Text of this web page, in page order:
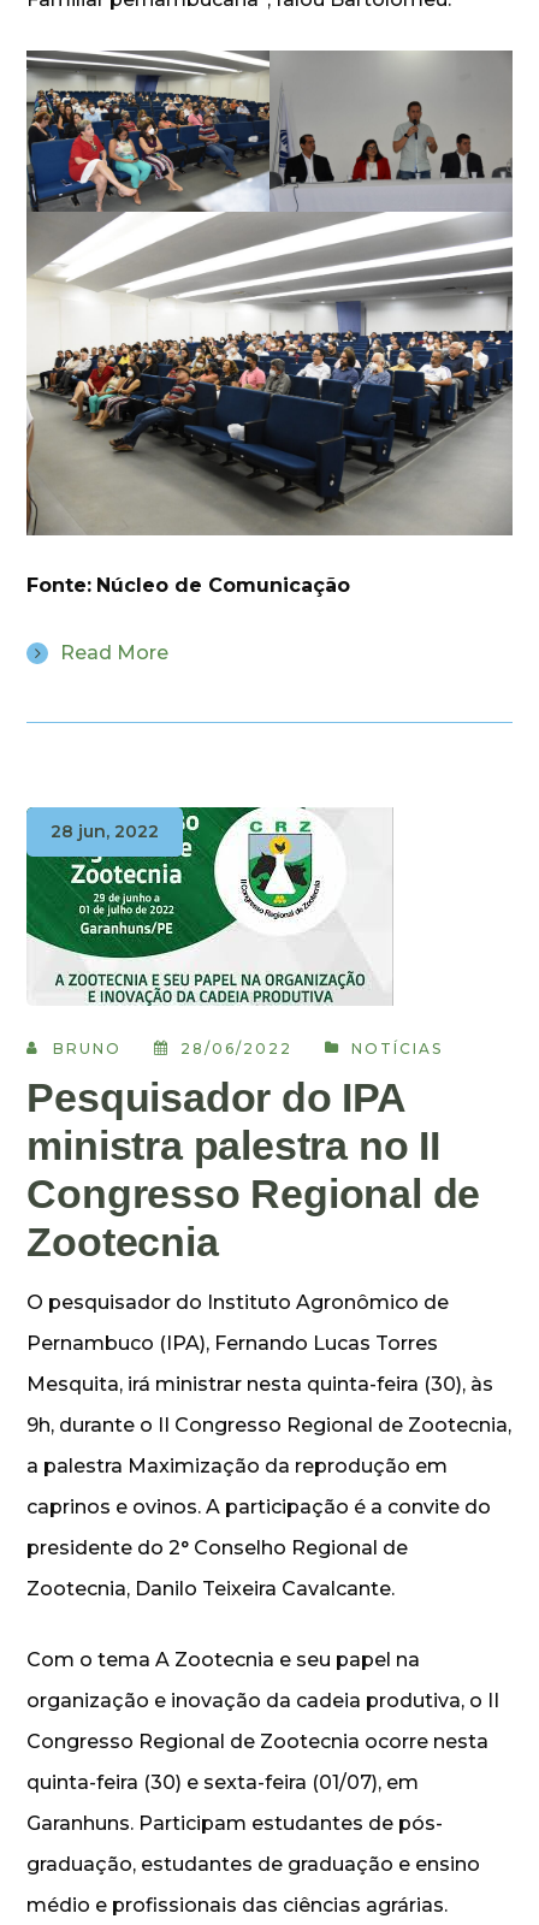
Fonte: Núcleo de Comunicação
Read More
28 jun, 2022
BRUNO 28/06/2022 NOTÍCIAS
Pesquisador do IPA
ministra palestra no II
Congresso Regional de
Zootecnia
O pesquisador do Instituto Agronômico de
Pernambuco (IPA), Fernando Lucas Torres
Mesquita, irá ministrar nesta quinta-feira (30), às
9h, durante o II Congresso Regional de Zootecnia,
a palestra Maximização da reprodução em
caprinos e ovinos. A participação é a convite do
presidente do 2° Conselho Regional de
Zootecnia, Danilo Teixeira Cavalcante.
Com o tema A Zootecnia e seu papel na
organização e inovação da cadeia produtiva, o II
Congresso Regional de Zootecnia ocorre nesta
quinta-feira (30) e sexta-feira (01/07), em
Garanhuns. Participam estudantes de pós-
graduação, estudantes de graduação e ensino
médio e profissionais das ciências agrárias.